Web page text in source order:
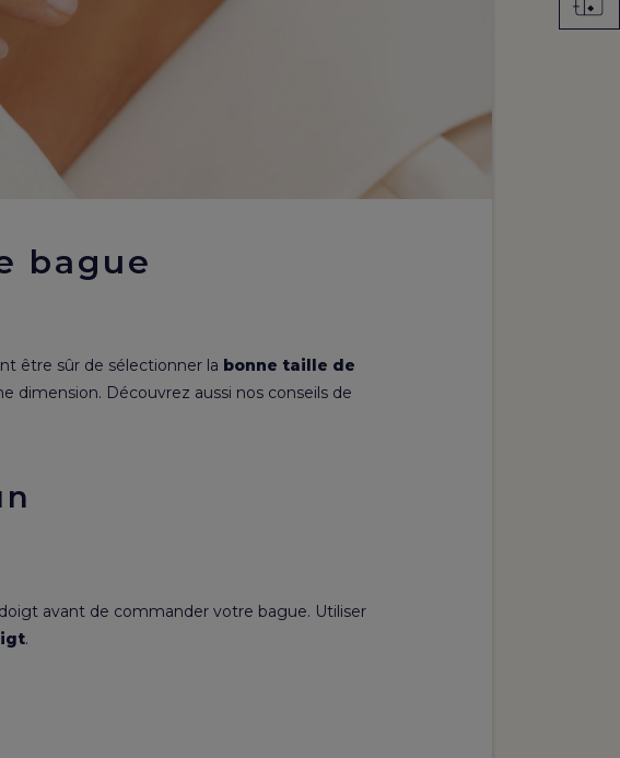
bague
être sûr de sélectionner la bonne taille de
dimension. Découvrez aussi nos conseils de
avant de commander votre bague. Utiliser
.